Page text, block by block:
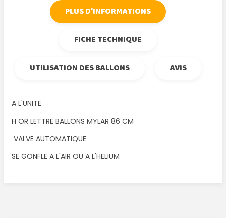
PLUS D'INFORMATIONS
FICHE TECHNIQUE
UTILISATION DES BALLONS
AVIS
A L'UNITE
H OR LETTRE BALLONS MYLAR 86 CM
VALVE AUTOMATIQUE
SE GONFLE A L'AIR OU A L'HELIUM